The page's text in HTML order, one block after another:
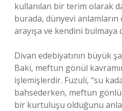
kullanılan bir terim olarak da
burada, dünyevi
arayışa ve kendini bulmaya
Divan edebiyatının büyük
Baki, meftun gönül
işlemişlerdir. Fuzuli, “su
bahsederken, meftun
bir kurtuluşu olduğunu